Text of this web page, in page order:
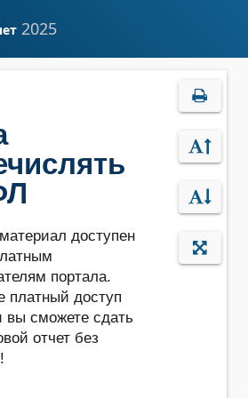
2025
доступен
портала.
платный доступ
вы сможете сдать
отчет без